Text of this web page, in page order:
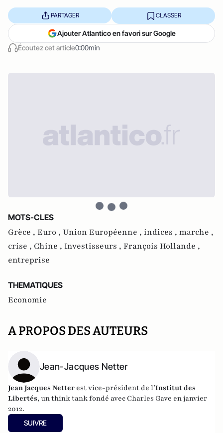
Écoutez cet article0:00min
PARTAGER CLASSER
Ajouter Atlantico en favori sur Google
MOTS-CLES
Grèce , Euro , Union Européenne , indices , marche ,
crise , Chine , Investisseurs , François Hollande ,
entreprise
THEMATIQUES
Economie
A PROPOS DES AUTEURS
Jean-Jacques Netter
Jean Jacques Netter est vice-président de l’Institut des
Libertés, un think tank fondé avec Charles Gave en janvier
2012.
SUIVRE